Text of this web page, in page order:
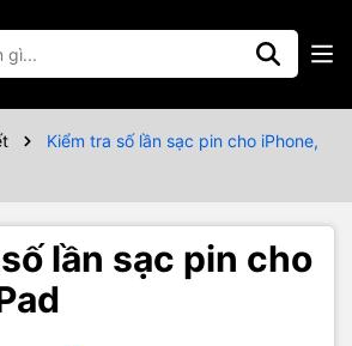
Kiểm tra số lần sạc pin cho iPhone,
lần sạc pin cho